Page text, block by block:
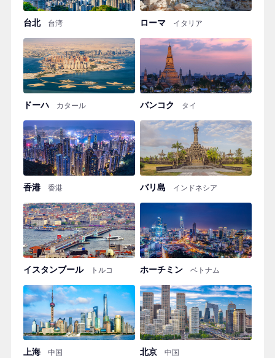
台北 台湾 ローマ イタリア
ドーハ カタール バンコク タイ
香港 香港 バリ島 インドネシア
イスタンブール トルコ ホーチミン ベトナム
上海 中国 北京 中国